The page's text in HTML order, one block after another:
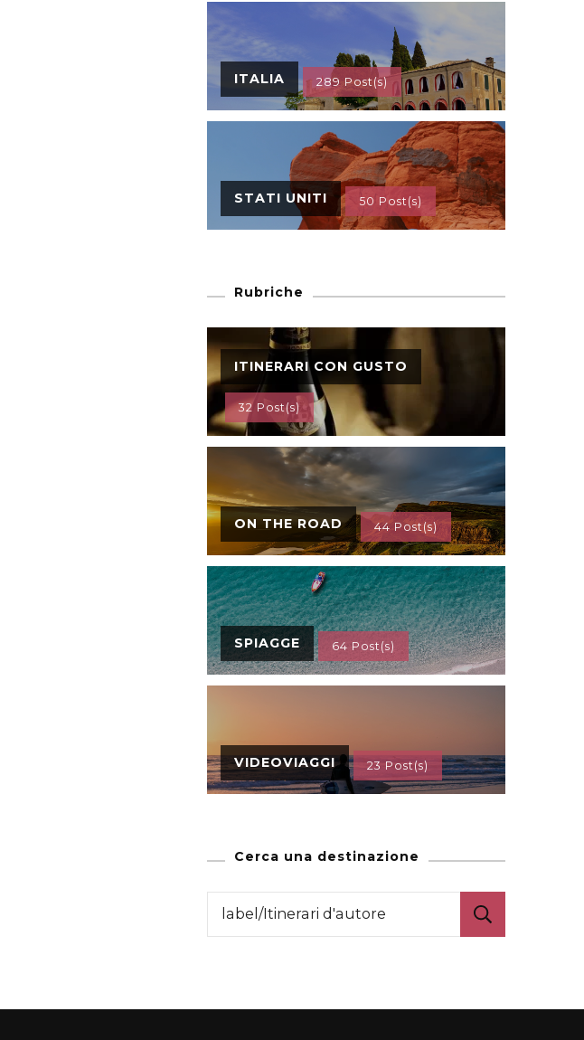
ITALIA 289 Post(s)
STATI UNITI 50 Post(s)
Rubriche
ITINERARI CON GUSTO
32 Post(s)
ON THE ROAD 44 Post(s)
SPIAGGE 64 Post(s)
VIDEOVIAGGI 23 Post(s)
Cerca una destinazione
Ricerca